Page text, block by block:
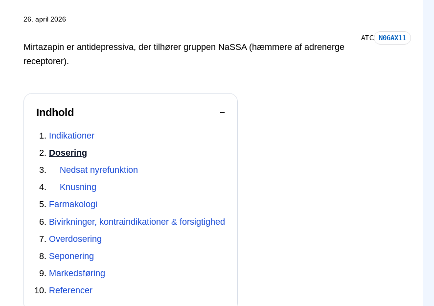
26. april 2026
ATC N06AX11
Mirtazapin er antidepressiva, der tilhører gruppen NaSSA (hæmmere af adrenerge
receptorer).
Indhold −
Indikationer
Dosering
Nedsat nyrefunktion
Knusning
Farmakologi
Bivirkninger, kontraindikationer & forsigtighed
Overdosering
Seponering
Markedsføring
Referencer